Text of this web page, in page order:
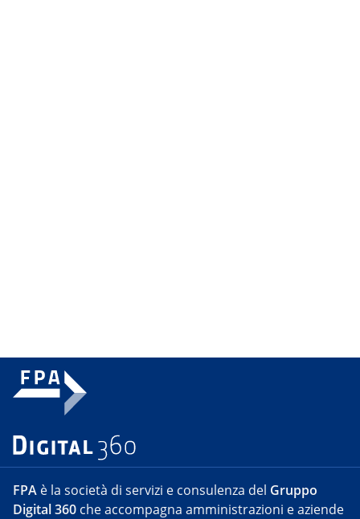
FPA è la società di servizi e consulenza del Gruppo
Digital 360 che accompagna amministrazioni e aziende